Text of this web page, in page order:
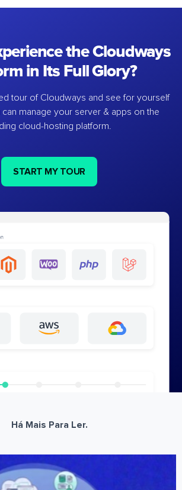
the Cloudways
in Its Full Glory?
tour of Cloudways and see for yourself
manage your server & apps on the
cloud-hosting platform.
START MY TOUR
Há Mais Para Ler.